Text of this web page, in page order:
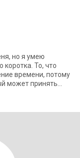
но я умею
времени, потому